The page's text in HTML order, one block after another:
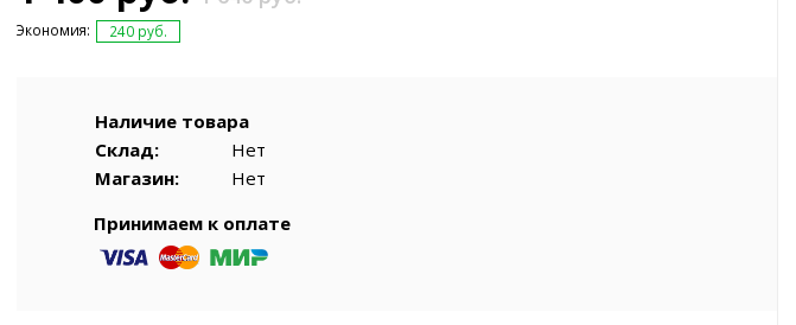
Экономия: 240 руб.
Наличие товара
Склад:
Нет
Магазин:
Нет
Принимаем к оплате